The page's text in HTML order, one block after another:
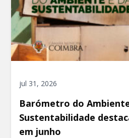
jul 31, 2026
Barómetro do
Sustentabilidade
em junho